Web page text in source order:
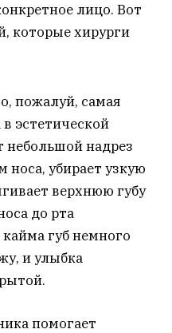
лицо. Вот
которые хирурги
пожалуй, самая
эстетической
небольшой надрез
убирает узкую
верхнюю губу
до рта
губ немного
и улыбка
помогает